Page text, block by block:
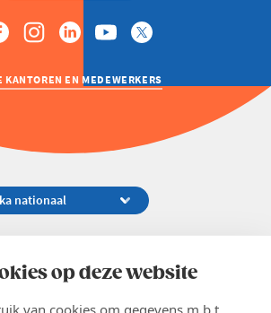
op deze website
van cookies om gegevens m.b.t.
KANTOREN EN MEDEWERKERS
81 11